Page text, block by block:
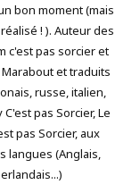
bon moment (mais
! ). Auteur des
c'est pas sorcier et
et traduits
russe, italien,
pas Sorcier, Le
pas Sorcier, aux
langues (Anglais,